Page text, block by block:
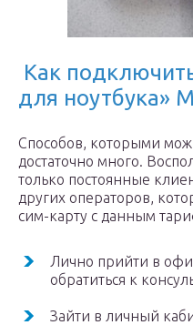
Как
для ноутбука»
Способов, которыми
достаточно много.
только постоянные
других операторов,
сим-карту с данным
Лично прийти в
обратиться к
Зайти в личный